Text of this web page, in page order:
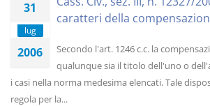
31
lug
2006
caratteri della
Secondo l'art. 1246 c.c. la
qualunque sia il titolo dell'uno o
i casi nella norma medesima elencati. Tale
regola per la...